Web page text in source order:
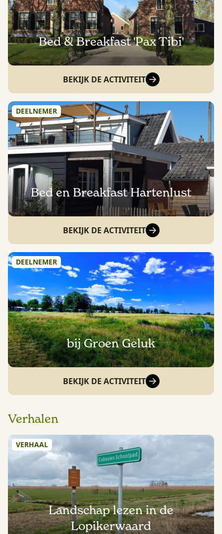
Bed & Breakfast 'Pax Tibi'
BEKIJK DE ACTIVITEIT
DEELNEMER
Bed en Breakfast Hartenlust
BEKIJK DE ACTIVITEIT
DEELNEMER
bij Groen Geluk
BEKIJK DE ACTIVITEIT
Verhalen
VERHAAL
Landschap lezen in de
Lopikerwaard